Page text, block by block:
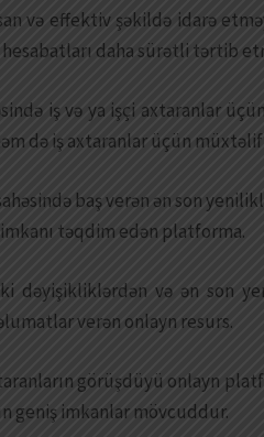
və effektiv şəkildə idarə
daha sürətli tərtib
iş və ya işçi axtaranlar
də iş axtaranlar üçün
baş verən ən son
təqdim edən platforma.
dəyişikliklərdən və ən son
verən onlayn resurs.
görüşdüyü onlayn
geniş imkanlar mövcuddur.